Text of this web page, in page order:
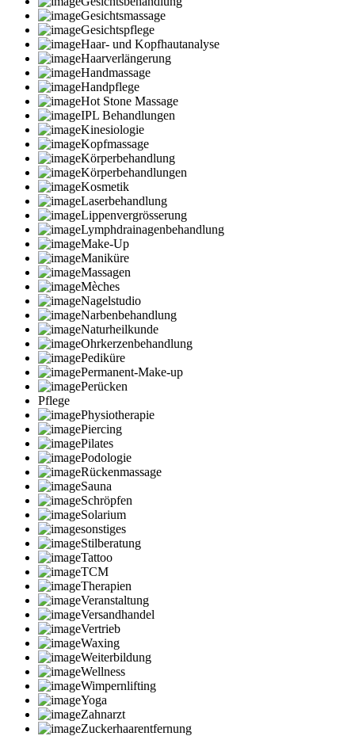
Gesichtsmassage
Gesichtspflege
Haar- und Kopfhautanalyse
Haarverlängerung
Handmassage
Handpflege
Hot Stone Massage
IPL Behandlungen
Kinesiologie
Kopfmassage
Körperbehandlung
Körperbehandlungen
Kosmetik
Laserbehandlung
Lippenvergrösserung
Lymphdrainagenbehandlung
Make-Up
Maniküre
Massagen
Mèches
Nagelstudio
Narbenbehandlung
Naturheilkunde
Ohrkerzenbehandlung
Pediküre
Permanent-Make-up
Perücken
Pflege
Physiotherapie
Piercing
Pilates
Podologie
Rückenmassage
Sauna
Schröpfen
Solarium
sonstiges
Stilberatung
Tattoo
TCM
Therapien
Veranstaltung
Versandhandel
Vertrieb
Waxing
Weiterbildung
Wellness
Wimpernlifting
Yoga
Zahnarzt
Zuckerhaarentfernung